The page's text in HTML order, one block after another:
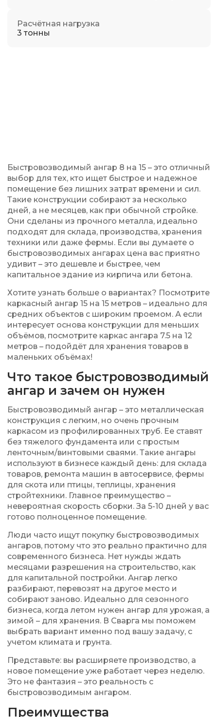
Расчётная нагрузка
3 тонны
Быстровозводимый ангар 8 на 15 – это отличный
выбор для тех, кто ищет быстрое и надежное
помещение без лишних затрат времени и сил.
Такие конструкции собирают за несколько
дней, а не месяцев, как при обычной стройке.
Они сделаны из прочного металла, идеально
подходят для склада, производства, хранения
техники или даже фермы. Если вы думаете о
быстровозводимых ангарах цена вас приятно
удивит – это дешевле и быстрее, чем
капитальное здание из кирпича или бетона.
Хотите узнать больше о вариантах? Посмотрите
каркасный ангар 15 на 15 метров – идеально для
средних объектов с широким проемом. А если
интересует основа конструкции для меньших
объёмов, посмотрите каркас ангара 7.5 на 12
метров – подойдёт для хранения товаров в
маленьких объёмах!
Что такое быстровозводимый
ангар и зачем он нужен
Быстровозводимый ангар – это металлическая
конструкция с легким, но очень прочным
каркасом из профилированных труб. Ее ставят
без тяжелого фундамента или с простым
ленточным/винтовыми сваями. Такие ангары
используют в бизнесе каждый день: для склада
товаров, ремонта машин в автосервисе, фермы
для скота или птицы, теплицы, хранения
стройтехники. Главное преимущество –
невероятная скорость сборки. За 5-10 дней у вас
готово полноценное помещение.
Люди часто ищут покупку быстровозводимых
ангаров, потому что это реально практично для
современного бизнеса. Нет нужды ждать
месяцами разрешения на строительство, как
для капитальной постройки. Ангар легко
разбирают, перевозят на другое место и
собирают заново. Идеально для сезонного
бизнеса, когда летом нужен ангар для урожая, а
зимой – для хранения. В Сварга мы поможем
выбрать вариант именно под вашу задачу, с
учетом климата и грунта.
Представьте: вы расширяете производство, а
новое помещение уже работает через неделю.
Это не фантазия – это реальность с
быстровозводимым ангаром.
Преимущества